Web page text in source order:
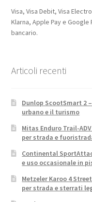
Visa, Visa Debit, Visa
Klarna, Apple Pay e
bancario.
Articoli recenti
Dunlop ScootSmart 2
urbano e il turismo
Mitas Enduro Trail-
per strada e
Continental
e uso occasionale in
Metzeler Karoo 4
per strada e sterrati